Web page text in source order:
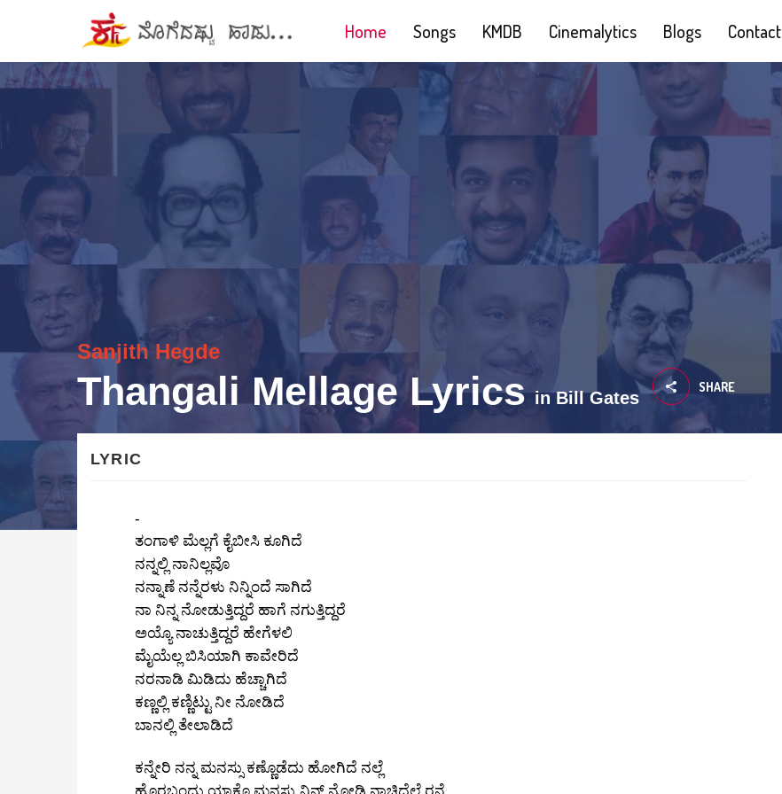
Home Songs KMDB Cinemalytics Blogs Contact
Sanjith Hegde
Thangali Mellage Lyrics inBill Gates
SHARE
LYRIC
-
ತಂಗಾಳಿ ಮೆಲ್ಲಗೆ ಕೈಬೀಸಿ ಕೂಗಿದೆ
ನನ್ನಲ್ಲಿ ನಾನಿಲ್ಲವೊ
ನನ್ನಾಣೆ ನನ್ನೆರಳು ನಿನ್ನಿಂದೆ ಸಾಗಿದೆ
ನಾ ನಿನ್ನ ನೋಡುತ್ತಿದ್ದರೆ ಹಾಗೆ ನಗುತ್ತಿದ್ದರೆ
ಅಯ್ಯೊ ನಾಚುತ್ತಿದ್ದರೆ ಹೇಗೆಳಲಿ
ಮೈಯೆಲ್ಲ ಬಿಸಿಯಾಗಿ ಕಾವೇರಿದೆ
ನರನಾಡಿ ಮಿಡಿದು ಹೆಚ್ಚಾಗಿದೆ
ಕಣ್ಣಲ್ಲಿ ಕಣ್ಣಿಟ್ಟು ನೀ ನೋಡಿದೆ
ಬಾನಲ್ಲಿ ತೇಲಾಡಿದೆ
ಕನ್ನೇರಿ ನನ್ನ ಮನಸ್ಸು ಕಣ್ಣೊಡೆದು ಹೋಗಿದೆ ನಲ್ಲೆ